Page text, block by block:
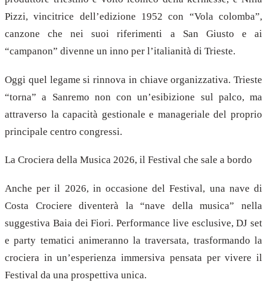
Pizzi, vincitrice dell’edizione 1952 con “Vola colomba”,
canzone che nei suoi riferimenti a San Giusto e ai
“campanon” divenne un inno per l’italianità di Trieste.
Oggi quel legame si rinnova in chiave organizzativa. Trieste
“torna” a Sanremo non con un’esibizione sul palco, ma
attraverso la capacità gestionale e manageriale del proprio
principale centro congressi.
La Crociera della Musica 2026, il Festival che sale a bordo
Anche per il 2026, in occasione del Festival, una nave di
Costa Crociere diventerà la “nave della musica” nella
suggestiva Baia dei Fiori. Performance live esclusive, DJ set
e party tematici animeranno la traversata, trasformando la
crociera in un’esperienza immersiva pensata per vivere il
Festival da una prospettiva unica.